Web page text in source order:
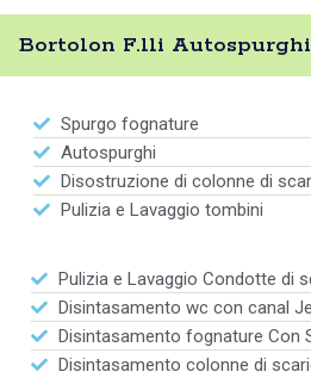
Bortolon F.lli
Spurgo fognature
Autospurghi
Disostruzione di colonne di
Pulizia e Lavaggio tombini
Pulizia e Lavaggio Condotte di
Disintasamento wc con canal
Disintasamento fognature Con
Disintasamento colonne di